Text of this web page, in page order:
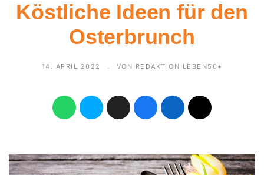
Köstliche Ideen für den
Osterbrunch
14. APRIL 2022 VON REDAKTION LEBEN50+